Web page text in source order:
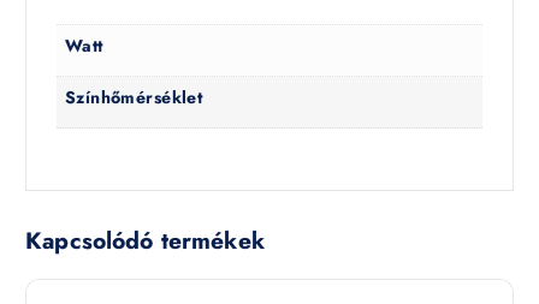
Watt
Színhőmérséklet
Kapcsolódó termékek